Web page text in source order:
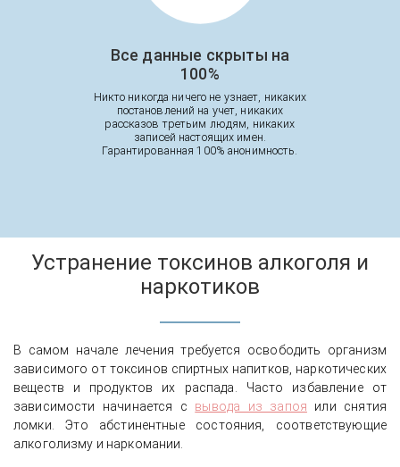
Все данные скрыты на
100%
Никто никогда ничего не узнает, никаких
постановлений на учет, никаких
рассказов третьим людям, никаких
записей настоящих имен.
Гарантированная 100% анонимность.
Устранение токсинов алкоголя и
наркотиков
В самом начале лечения требуется освободить организм
зависимого от токсинов спиртных напитков, наркотических
веществ и продуктов их распада. Часто избавление от
зависимости начинается с вывода из запоя или снятия
ломки. Это абстинентные состояния, соответствующие
алкоголизму и наркомании.